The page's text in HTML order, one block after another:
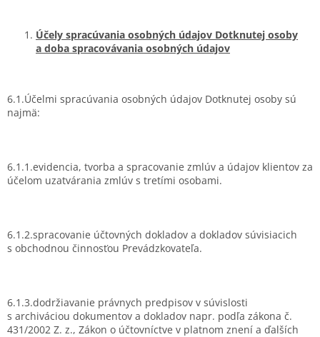
Účely spracúvania osobných údajov Dotknutej osoby
a doba spracovávania osobných údajov
6.1.Účelmi spracúvania osobných údajov Dotknutej osoby sú
najmä:
6.1.1.evidencia, tvorba a spracovanie zmlúv a údajov klientov za
účelom uzatvárania zmlúv s tretími osobami.
6.1.2.spracovanie účtovných dokladov a dokladov súvisiacich
s obchodnou činnosťou Prevádzkovateľa.
6.1.3.dodržiavanie právnych predpisov v súvislosti
s archiváciou dokumentov a dokladov napr. podľa zákona č.
431/2002 Z. z., Zákon o účtovníctve v platnom znení a ďalších